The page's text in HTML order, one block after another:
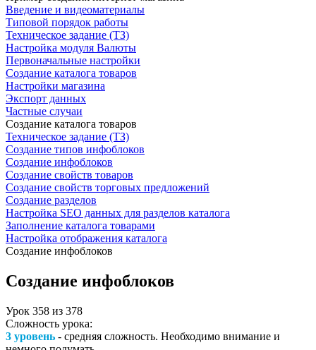
Введение и видеоматериалы
Типовой порядок работы
Техническое задание (ТЗ)
Настройка модуля Валюты
Первоначальные настройки
Создание каталога товаров
Настройки магазина
Экспорт данных
Частные случаи
Создание каталога товаров
Техническое задание (ТЗ)
Создание типов инфоблоков
Создание инфоблоков
Создание свойств товаров
Создание свойств торговых предложений
Создание разделов
Настройка SEO данных для разделов каталога
Заполнение каталога товарами
Настройка отображения каталога
Создание инфоблоков
Создание инфоблоков
Урок 358 из 378
Сложность урока:
3 уровень - средняя сложность. Необходимо внимание и